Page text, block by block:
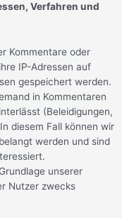
Verfahren und
Kommentare oder
IP-Adressen auf
gespeichert werden.
in Kommentaren
(Beleidigungen,
diesem Fall können wir
werden und sind
unserer
Nutzer zwecks